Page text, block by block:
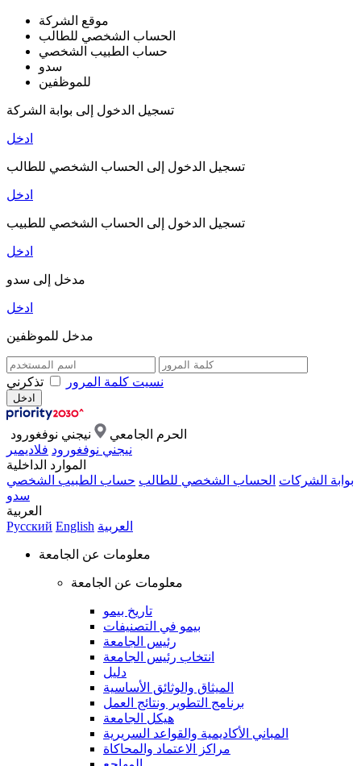
موقع الشركة
الحساب الشخصي للطالب
حساب الطبيب الشخصي
سدو
للموظفين
تسجيل الدخول إلى بوابة الشركة
ادخل
تسجيل الدخول إلى الحساب الشخصي للطالب
ادخل
تسجيل الدخول إلى الحساب الشخصي للطبيب
ادخل
مدخل إلى سدو
ادخل
مدخل للموظفين
نسيت كلمة المرور تذكرني
الحرم الجامعي
نيجني نوفغورود
نيجني نوفغورود فلاديمير
الموارد الداخلية
بوابة الشركات الحساب الشخصي للطالب حساب الطبيب الشخصي
سدو
العربية
Русский English العربية
معلومات عن الجامعة
معلومات عن الجامعة
تاريخ بيمو
بيمو في التصنيفات
رئيس الجامعة
انتخاب رئيس الجامعة
دليل
الميثاق والوثائق الأساسية
برنامج التطوير ونتائج العمل
هيكل الجامعة
المباني الأكاديمية والقواعد السريرية
مراكز الاعتماد والمحاكاة